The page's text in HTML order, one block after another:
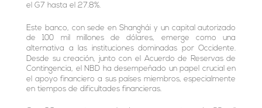
el G7 hasta el 27.8%.
Este banco, con sede en Shanghái y un capital autorizado
de 100 mil millones de dólares, emerge como una
alternativa a las instituciones dominadas por Occidente.
Desde su creación, junto con el Acuerdo de Reservas de
Contingencia, el NBD ha desempeñado un papel crucial en
el apoyo financiero a sus países miembros, especialmente
en tiempos de dificultades financieras.